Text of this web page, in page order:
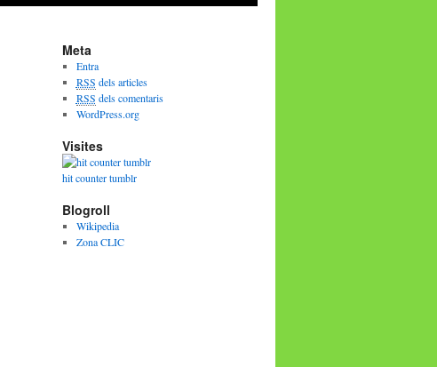
Meta
Entra
RSS dels articles
RSS dels comentaris
WordPress.org
Visites
hit counter tumblr
Blogroll
Wikipedia
Zona CLIC